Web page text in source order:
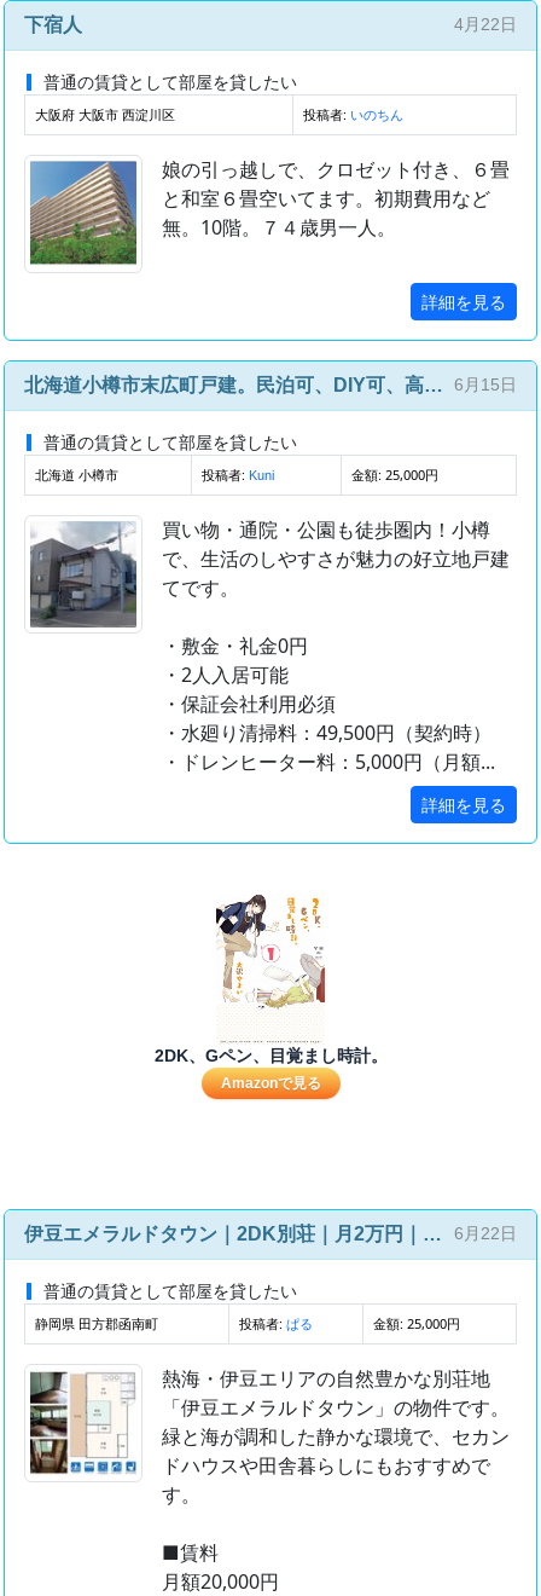
下宿人 4月22日
普通の賃貸として部屋を貸したい
大阪府 大阪市 西淀川区 投稿者: いのちん
娘の引っ越しで、クロゼット付き、６畳
と和室６畳空いてます。初期費用など
無。10階。７４歳男一人。
詳細を見る
北海道小樽市末広町戸建。民泊可、DIY可、高齢者・外国人・生活保護者相談可。敷金礼金0円 6月15日
普通の賃貸として部屋を貸したい
北海道 小樽市 投稿者: Kuni 金額: 25,000円
買い物・通院・公園も徒歩圏内！小樽
で、生活のしやすさが魅力の好立地戸建
てです。
・敷金・礼金0円
・2人入居可能
・保証会社利用必須
・水廻り清掃料：49,500円（契約時）
・ドレンヒーター料：5,000円（月額...
詳細を見る
2DK、Gペン、目覚まし時計。
Amazonで見る
伊豆エメラルドタウン｜2DK別荘｜月2万円｜土地266㎡｜自然豊かな環境 6月22日
普通の賃貸として部屋を貸したい
静岡県 田方郡函南町 投稿者: ぱる 金額: 25,000円
熱海・伊豆エリアの自然豊かな別荘地
「伊豆エメラルドタウン」の物件です。
緑と海が調和した静かな環境で、セカン
ドハウスや田舎暮らしにもおすすめで
す。
■賃料
月額20,000円